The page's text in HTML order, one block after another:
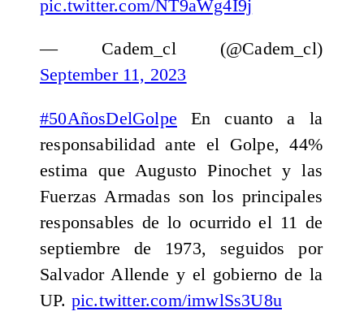
pic.twitter.com/NT9aWg4I9j
— Cadem_cl (@Cadem_cl)
September 11, 2023
#50AñosDelGolpe En cuanto a la
responsabilidad ante el Golpe, 44%
estima que Augusto Pinochet y las
Fuerzas Armadas son los principales
responsables de lo ocurrido el 11 de
septiembre de 1973, seguidos por
Salvador Allende y el gobierno de la
UP. pic.twitter.com/imwlSs3U8u